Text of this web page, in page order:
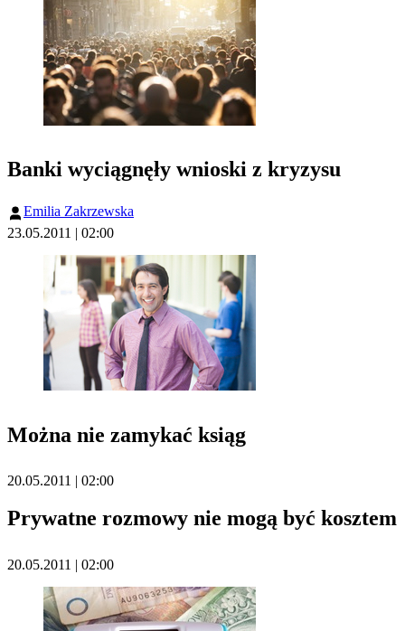
Banki wyciągnęły wnioski z kryzysu
Emilia Zakrzewska
23.05.2011 | 02:00
Można nie zamykać ksiąg
20.05.2011 | 02:00
Prywatne rozmowy nie mogą być kosztem
20.05.2011 | 02:00